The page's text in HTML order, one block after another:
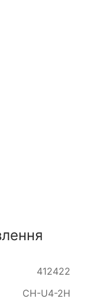
412422
CH-U4-2H